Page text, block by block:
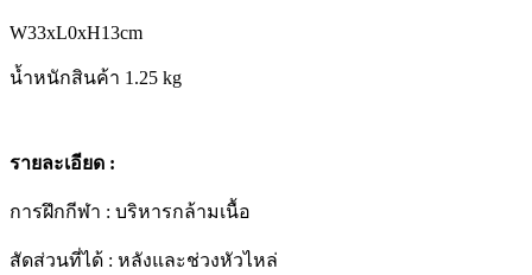
W33xL0xH13cm
น้ำหนักสินค้า 1.25 kg
รายละเอียด :
การฝึกกีฬา : บริหารกล้ามเนื้อ
สัดส่วนที่ได้ : หลังและช่วงหัวไหล่